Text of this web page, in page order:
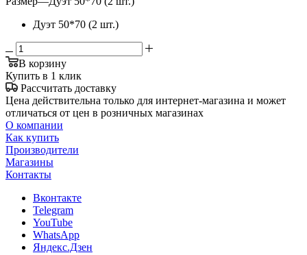
Дуэт 50*70 (2 шт.)
В корзину
Купить в 1 клик
Рассчитать доставку
Цена действительна только для интернет-магазина и может
отличаться от цен в розничных магазинах
О компании
Как купить
Производители
Магазины
Контакты
Вконтакте
Telegram
YouTube
WhatsApp
Яндекс.Дзен